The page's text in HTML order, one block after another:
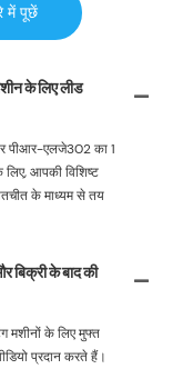
में पूछें
के लिए लीड
पीआर-एलजे302 का 1
आपकी विशिष्ट
के माध्यम से तय
बिक्री के बाद की
मशीनों के लिए मुफ्त
प्रदान करते हैं।